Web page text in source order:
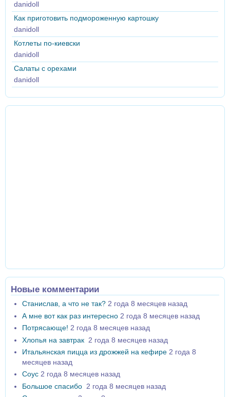
danidoll
Как приготовить подмороженную картошку
danidoll
Котлеты по-киевски
danidoll
Салаты с орехами
danidoll
Новые комментарии
Станислав, а что не так? 2 года 8 месяцев назад
А мне вот как раз интересно 2 года 8 месяцев назад
Потрясающе! 2 года 8 месяцев назад
Хлопья на завтрак 2 года 8 месяцев назад
Итальянская пицца из дрожжей на кефире 2 года 8
месяцев назад
Соус 2 года 8 месяцев назад
Большое спасибо 2 года 8 месяцев назад